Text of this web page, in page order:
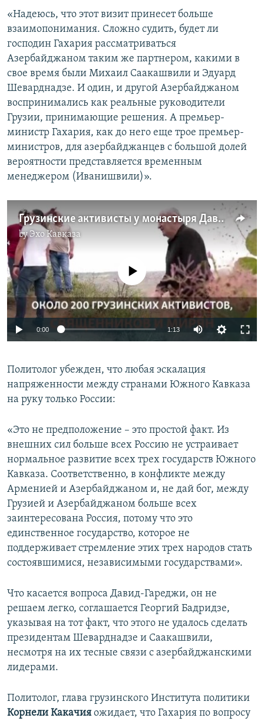
«Надеюсь, что этот визит принесет больше
взаимопонимания. Сложно судить, будет ли
господин Гахария рассматриваться
Азербайджаном таким же партнером, какими в
свое время были Михаил Саакашвили и Эдуард
Шеварднадзе. И один, и другой Азербайджаном
воспринимались как реальные руководители
Грузии, принимающие решения. А премьер-
министр Гахария, как до него еще трое премьер-
министров, для азербайджанцев с большой долей
вероятности представляется временным
менеджером (Иванишвили)».
Грузинские активисты у монастыря Давид Гареджи
byЭхо Кавказа
No media source currently available
0:00 1:13
Политолог убежден, что любая эскалация
напряженности между странами Южного Кавказа
на руку только России:
«Это не предположение – это простой факт. Из
внешних сил больше всех Россию не устраивает
нормальное развитие всех трех государств Южного
Кавказа. Соответственно, в конфликте между
Арменией и Азербайджаном и, не дай бог, между
Грузией и Азербайджаном больше всех
заинтересована Россия, потому что это
единственное государство, которое не
поддерживает стремление этих трех народов стать
состоявшимися, независимыми государствами».
Что касается вопроса Давид-Гареджи, он не
решаем легко, соглашается Георгий Бадридзе,
указывая на тот факт, что этого не удалось сделать
президентам Шеварднадзе и Саакашвили,
несмотря на их тесные связи с азербайджанскими
лидерами.
Политолог, глава грузинского Института политики
Корнели Какачия ожидает, что Гахария по вопросу